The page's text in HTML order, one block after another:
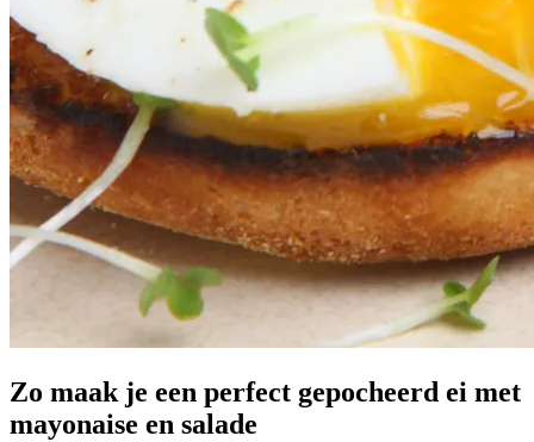
Zo maak je een perfect gepocheerd ei met
mayonaise en salade